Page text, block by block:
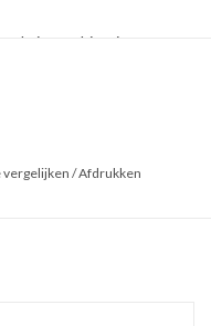
in combinatie met
vergelijken /Afdrukken